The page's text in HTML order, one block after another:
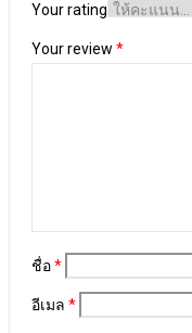
Your rating
Your review *
ชื่อ*
อีเมล *